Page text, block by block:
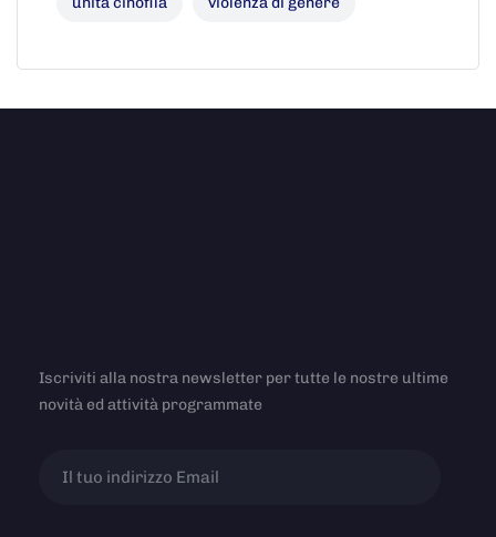
Iscriviti alla nostra newsletter per tutte le nostre ultime
novità ed attività programmate